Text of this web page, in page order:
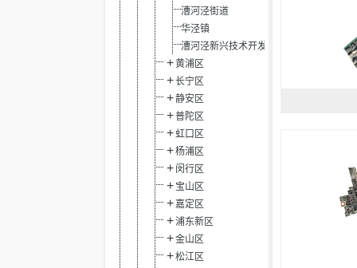
漕河泾街道
华泾镇
漕河泾新兴技术开发区
黄浦区
长宁区
静安区
普陀区
虹口区
杨浦区
闵行区
宝山区
嘉定区
浦东新区
金山区
松江区